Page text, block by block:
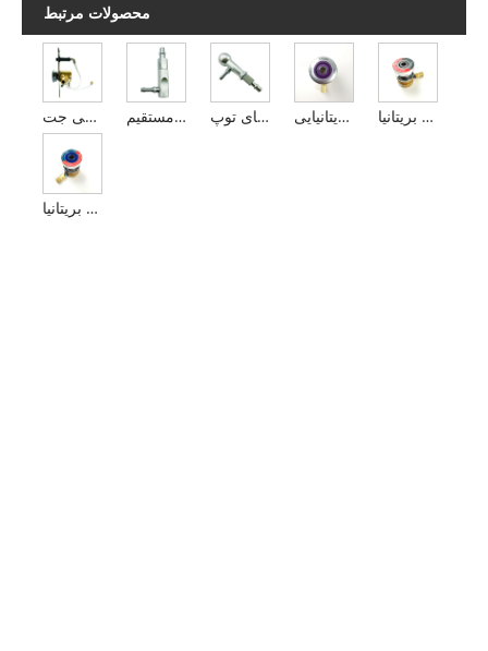
محصولات مرتبط
دستگاه تخلیه گاز بیهوشی جت پلاگین تفنگ دسته مستقیم پلاگین تفنگ با انتهای توپ خروجی های استاندارد بریتانیایی AGSS خروجی های استاندارد دی اکسید کربن بریتانیا
خروجی های اکسید نیتروژن استاندارد بریتانیا